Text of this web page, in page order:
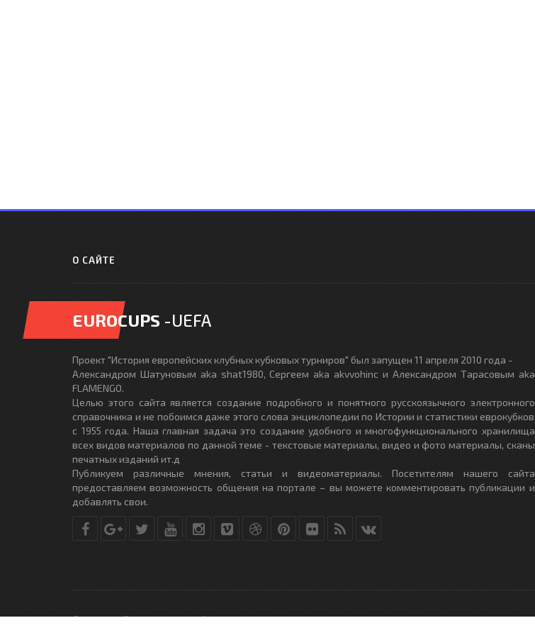
О САЙТЕ
EUROCUPS -UEFA
Проект "История европейских клубных кубковых турниров" был запущен 11 апреля 2010 года -
Александром Шатуновым aka shat1980, Сергеем aka akvvohinc и Александром Тарасовым aka
FLAMENGO.
Целью этого сайта является создание подробного и понятного русскоязычного электронного
справочника и не побоимся даже этого слова энциклопедии по Истории и статистики еврокубков
с 1955 года. Наша главная задача это создание удобного и многофункционального хранилища
всех видов материалов по данной теме - текстовые материалы, видео и фото материалы, сканы
печатных изданий ит.д
Публикуем различные мнения, статьи и видеоматериалы. Посетителям нашего сайта
предоставляем возможность общения на портале – вы можете комментировать публикации и
добавлять свои.
© Copyright © 2010-2017. Разработано студиейDLE-THEME.RU- All Rights Reserved.